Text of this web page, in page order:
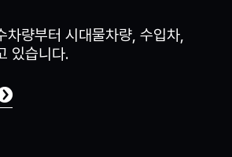
차량부터 시대물차량, 수입차,
있습니다.